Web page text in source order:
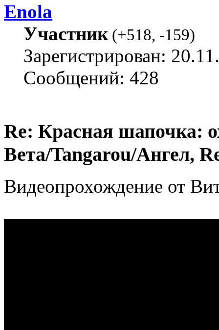
Enola
Участник(+518, -159)
Зарегистрирован:
Сообщений: 428
Re: Красная шапочка:
Вета/Tangarou/Ангел,
Видеопрохождение от